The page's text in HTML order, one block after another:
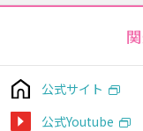
公式サイト
公式Youtube